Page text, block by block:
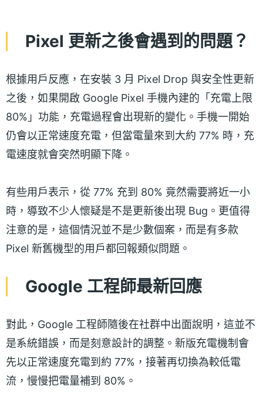
Pixel 更新之後會遇到的問題？
根據用戶反應，在安裝 3 月 Pixel Drop 與安全性更新
之後，如果開啟 Google Pixel 手機內建的「充電上限
80%」功能，充電過程會出現新的變化。手機一開始
仍會以正常速度充電，但當電量來到大約 77% 時，充
電速度就會突然明顯下降。
有些用戶表示，從 77% 充到 80% 竟然需要將近一小
時，導致不少人懷疑是不是更新後出現 Bug。更值得
注意的是，這個情況並不是少數個案，而是有多款
Pixel 新舊機型的用戶都回報類似問題。
Google 工程師最新回應
對此，Google 工程師隨後在社群中出面說明，這並不
是系統錯誤，而是刻意設計的調整。新版充電機制會
先以正常速度充電到約 77%，接著再切換為較低電
流，慢慢把電量補到 80%。